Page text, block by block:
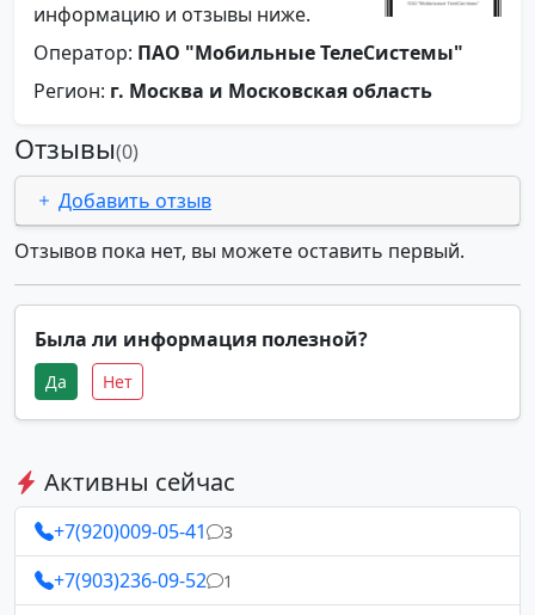
информацию и отзывы ниже.
Оператор: ПАО "Мобильные ТелеСистемы"
Регион: г. Москва и Московская область
Отзывы(0)
Добавить отзыв
Отзывов пока нет, вы можете оставить первый.
Была ли информация полезной?
Да Нет
Активны сейчас
+7(920)009-05-41 3
+7(903)236-09-52 1